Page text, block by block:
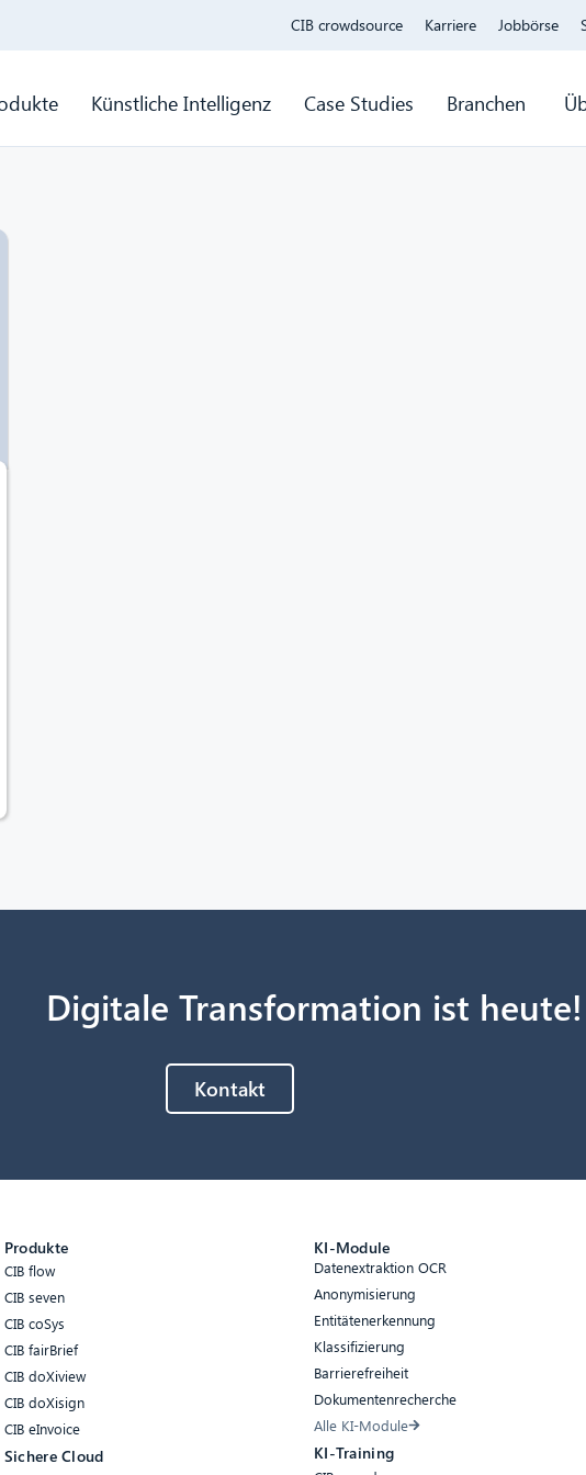
CIB crowdsource Karriere Jobbörse
Künstliche Intelligenz Case Studies Branchen
Digitale Transformation ist heute!
Kontakt
Produkte
CIB flow
CIB seven
CIB coSys
CIB fairBrief
CIB doXiview
CIB doXisign
CIB eInvoice
Sichere Cloud
KI-Module
Datenextraktion OCR
Anonymisierung
Entitätenerkennung
Klassifizierung
Barrierefreiheit
Dokumentenrecherche
Alle KI-Module
KI-Training